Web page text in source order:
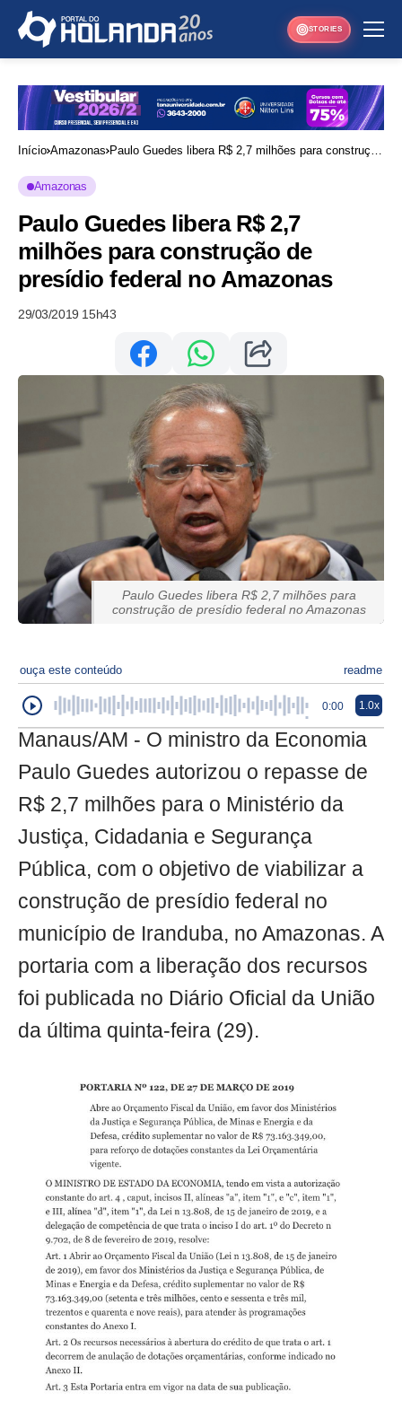
STORIES
Início Amazonas Paulo Guedes libera R$ 2,7 milhões para construção
Amazonas
Paulo Guedes libera R$ 2,7
milhões para construção de
presídio federal no Amazonas
29/03/2019 15h43
Paulo Guedes libera R$ 2,7 milhões para
construção de presídio federal no Amazonas
ouça este conteúdo readme
0:00 1.0x
Manaus/AM - O ministro da Economia
Paulo Guedes autorizou o repasse de
R$ 2,7 milhões para o Ministério da
Justiça, Cidadania e Segurança
Pública, com o objetivo de viabilizar a
construção de presídio federal no
município de Iranduba, no Amazonas. A
portaria com a liberação dos recursos
foi publicada no Diário Oficial da União
da última quinta-feira (29).